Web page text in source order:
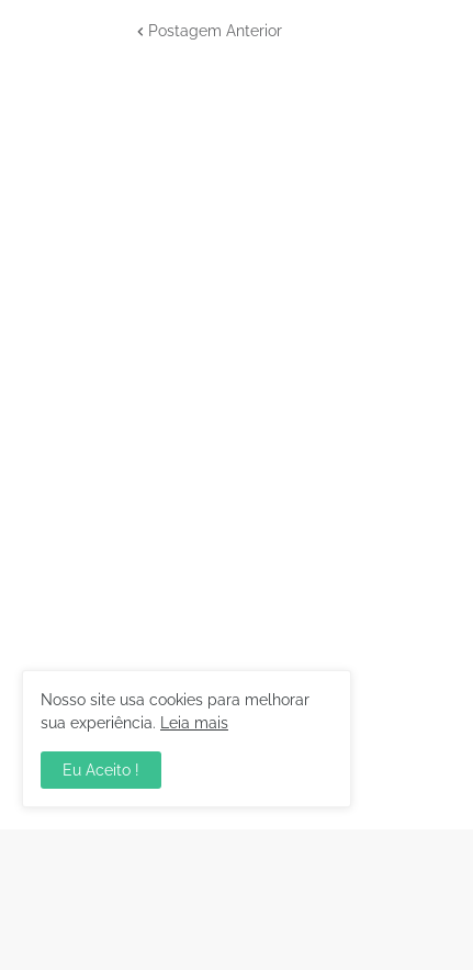
Postagem Anterior
Nosso site usa cookies para melhorar
sua experiência.
Leia mais
Eu Aceito !